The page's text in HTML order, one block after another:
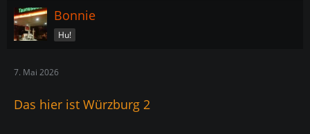
Bonnie
Hu!
7. Mai 2026
Das hier ist Würzburg 2